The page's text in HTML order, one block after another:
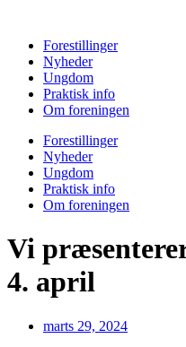
indholdForestillinger
Nyheder
Ungdom
Praktisk info
Om foreningen
Forestillinger
Nyheder
Ungdom
Praktisk info
Om foreningen
Vi
4. april
marts 29, 2024